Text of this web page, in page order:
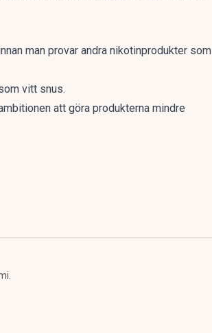
man provar andra nikotinprodukter som
vitt snus.
att göra produkterna mindre